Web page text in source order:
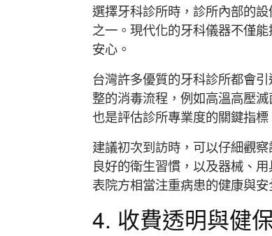
選擇牙科診所時，診所內部的
之一。現代化的牙科儀器不僅
安心。
台灣許多優質的牙科診所都會
整的消毒流程，例如高溫高壓
也是評估診所專業度的關鍵指標
建議初次到訪時，可以仔細觀
良好的衛生習慣，以及器械、
表院方相當注重病患的健康與安
4. 收費透明與健